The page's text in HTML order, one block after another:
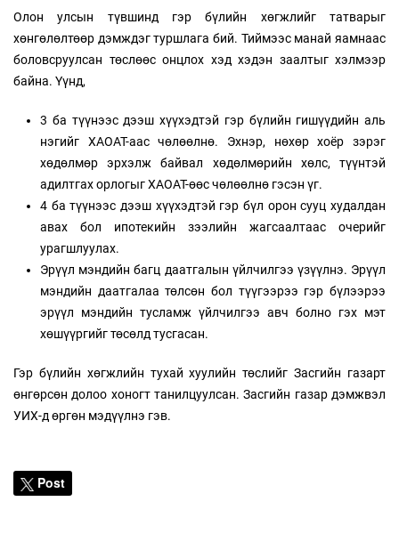
Олон улсын түвшинд гэр бүлийн хөгжлийг татварыг
хөнгөлөлтөөр дэмждэг туршлага бий. Тиймээс манай яамнаас
боловсруулсан төслөөс онцлох хэд хэдэн заалтыг хэлмээр
байна. Үүнд,
3 ба түүнээс дээш хүүхэдтэй гэр бүлийн гишүүдийн аль
нэгийг ХАОАТ-аас чөлөөлнө. Эхнэр, нөхөр хоёр зэрэг
хөдөлмөр эрхэлж байвал хөдөлмөрийн хөлс, түүнтэй
адилтгах орлогыг ХАОАТ-өөс чөлөөлнө гэсэн үг.
4 ба түүнээс дээш хүүхэдтэй гэр бүл орон сууц худалдан
авах бол ипотекийн зээлийн жагсаалтаас очерийг
урагшлуулах.
Эрүүл мэндийн багц даатгалын үйлчилгээ үзүүлнэ. Эрүүл
мэндийн даатгалаа төлсөн бол түүгээрээ гэр бүлээрээ
эрүүл мэндийн тусламж үйлчилгээ авч болно гэх мэт
хөшүүргийг төсөлд тусгасан.
Гэр бүлийн хөгжлийн тухай хуулийн төслийг Засгийн газарт
өнгөрсөн долоо хоногт танилцуулсан. Засгийн газар дэмжвэл
УИХ-д өргөн мэдүүлнэ гэв.
Post